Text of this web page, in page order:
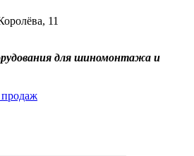
11
для шиномонтажа и